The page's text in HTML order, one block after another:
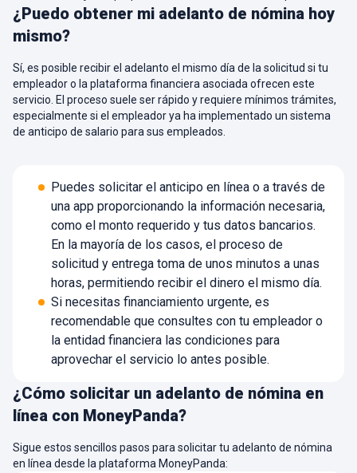
¿Puedo obtener mi adelanto de nómina hoy
mismo?
Sí, es posible recibir el adelanto el mismo día de la solicitud si tu
empleador o la plataforma financiera asociada ofrecen este
servicio. El proceso suele ser rápido y requiere mínimos trámites,
especialmente si el empleador ya ha implementado un sistema
de anticipo de salario para sus empleados.
Puedes solicitar el anticipo en línea o a través de
una app proporcionando la información necesaria,
como el monto requerido y tus datos bancarios.
En la mayoría de los casos, el proceso de
solicitud y entrega toma de unos minutos a unas
horas, permitiendo recibir el dinero el mismo día.
Si necesitas financiamiento urgente, es
recomendable que consultes con tu empleador o
la entidad financiera las condiciones para
aprovechar el servicio lo antes posible.
¿Cómo solicitar un adelanto de nómina en
línea con MoneyPanda?
Sigue estos sencillos pasos para solicitar tu adelanto de nómina
en línea desde la plataforma MoneyPanda: